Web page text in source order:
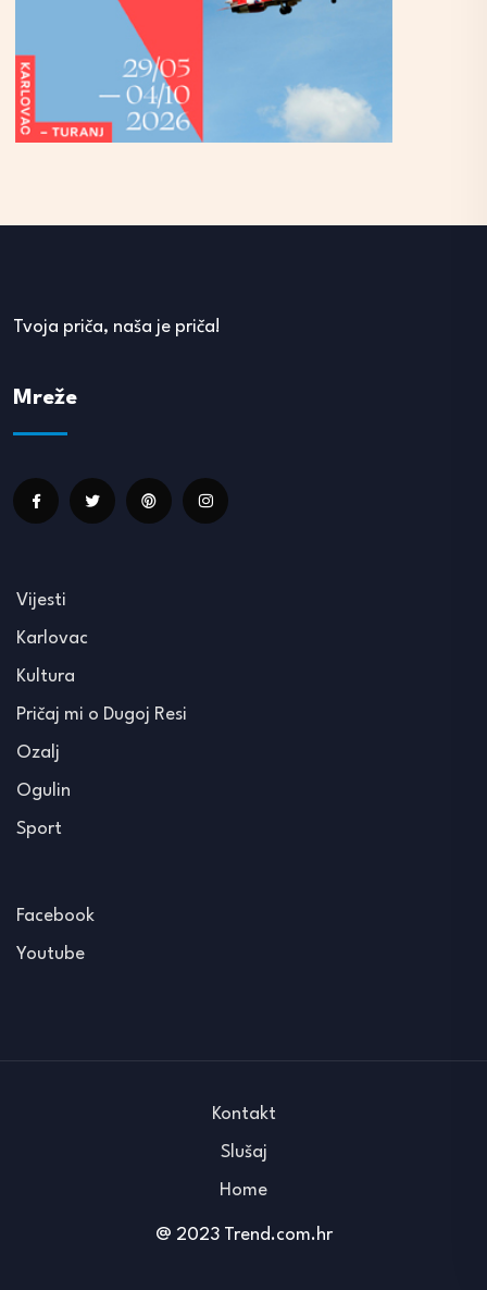
Tvoja priča, naša je priča!
Mreže
Vijesti
Karlovac
Kultura
Pričaj mi o Dugoj Resi
Ozalj
Ogulin
Sport
Facebook
Youtube
@ 2023 Trend.com.hr
Kontakt
Slušaj
Home